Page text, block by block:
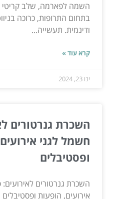
השמה לפארמה, שלב
בתחום התרופות, כרוכה
ודינמית. תעשייה...
קרא עוד »
ינו 23, 2024
השכרת גנרטורים
חשמל לגני
ופסטיבלים
השכרת גנרטורים
אירועים, הופעות